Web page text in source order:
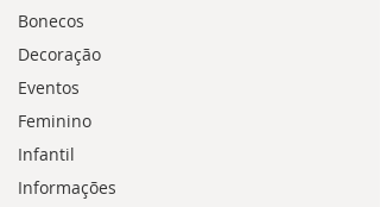
Bonecos
Decoração
Eventos
Feminino
Infantil
Informações